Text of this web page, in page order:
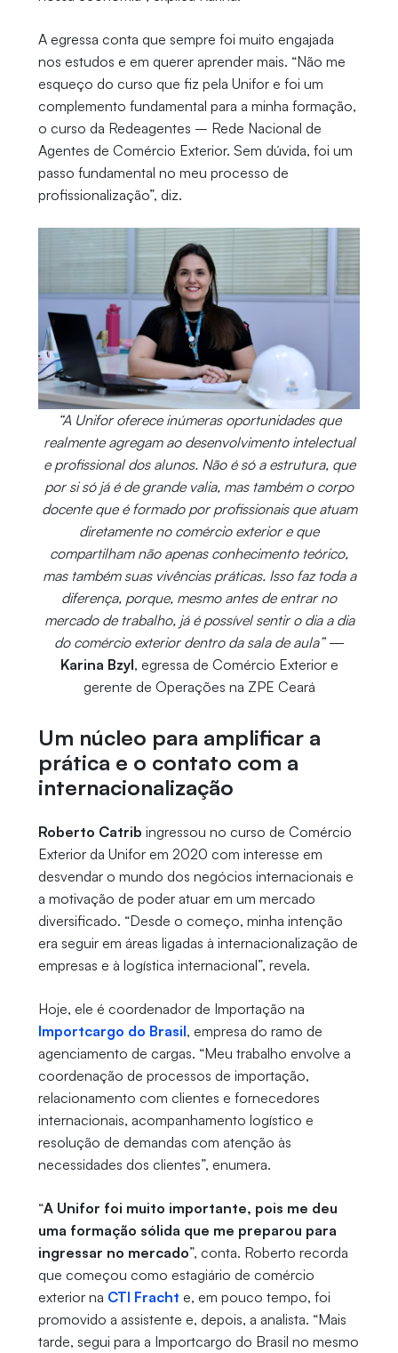
A egressa conta que sempre foi muito engajada
nos estudos e em querer aprender mais. “Não me
esqueço do curso que fiz pela Unifor e foi um
complemento fundamental para a minha formação,
o curso da Redeagentes – Rede Nacional de
Agentes de Comércio Exterior. Sem dúvida, foi um
passo fundamental no meu processo de
profissionalização”, diz.
“A Unifor oferece inúmeras oportunidades que
realmente agregam ao desenvolvimento intelectual
e profissional dos alunos. Não é só a estrutura, que
por si só já é de grande valia, mas também o corpo
docente que é formado por profissionais que atuam
diretamente no comércio exterior e que
compartilham não apenas conhecimento teórico,
mas também suas vivências práticas. Isso faz toda a
diferença, porque, mesmo antes de entrar no
mercado de trabalho, já é possível sentir o dia a dia
do comércio exterior dentro da sala de aula”—
Karina Bzyl, egressa de Comércio Exterior e
gerente de Operações na ZPE Ceará
Um núcleo para amplificar a
prática e o contato com a
internacionalização
Roberto Catrib ingressou no curso de Comércio
Exterior da Unifor em 2020 com interesse em
desvendar o mundo dos negócios internacionais e
a motivação de poder atuar em um mercado
diversificado. “Desde o começo, minha intenção
era seguir em áreas ligadas à internacionalização de
empresas e à logística internacional”, revela.
Hoje, ele é coordenador de Importação na
Importcargo do Brasil, empresa do ramo de
agenciamento de cargas. “Meu trabalho envolve a
coordenação de processos de importação,
relacionamento com clientes e fornecedores
internacionais, acompanhamento logístico e
resolução de demandas com atenção às
necessidades dos clientes”, enumera.
“A Unifor foi muito importante, pois me deu
uma formação sólida que me preparou para
ingressar no mercado”, conta. Roberto recorda
que começou como estagiário de comércio
exterior na CTI Fracht e, em pouco tempo, foi
promovido a assistente e, depois, a analista. “Mais
tarde, segui para a Importcargo do Brasil no mesmo